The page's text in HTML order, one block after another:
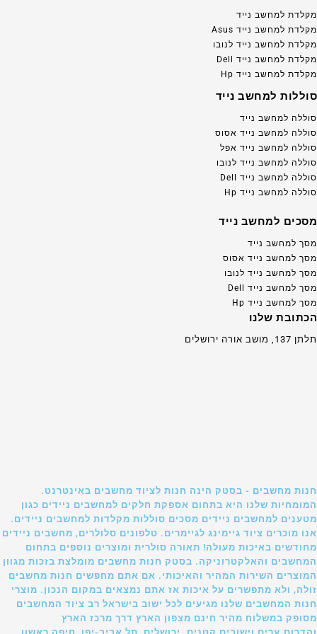
מקלדת למחשב נייד
מקלדת למחשב נייד Asus
מקלדת למחשב נייד לנובו
מקלדת למחשב נייד Dell
מקלדת למחשב נייד Hp
סוללות למחשב נייד
סוללה למחשב נייד
סוללה למחשב נייד אסוס
סוללה למחשב נייד אפל
סוללה למחשב נייד לנובו
סוללה למחשב נייד Dell
סוללה למחשב נייד Hp
מסכים למחשב נייד
מסך למחשב נייד
מסך למחשב נייד אסוס
מסך למחשב נייד לנובו
מסך למחשב נייד Dell
מסך למחשב נייד Hp
הכתובת שלנו
תלתן 137, מושב אורה ירושלים
חנות מחשבים - בסטק הינה חנות לציוד מחשבים באינטרנט.
המומחיות שלנו היא בתחום אספקת חלקים למחשבים ניידים כגון
מטענים למחשבים ניידים מסכים סוללות מקלדות למחשבים ניידים.
אנו מוכרים ציוד גיימינג לגיימרים. טלפונים סלולרים, מחשבים ניידים
מחודשים באיכות מעולה! תאורה סולרית ומוצרים נוספים בתחום
המחשבים והאלקטרוניקה. בסטק חנות מחשבים מומלצת בזכות מגוון
המוצרים השירות המהיר והאיכותי. אם אתם מחפשים חנות מחשבים
זולה, ולא מתפשרים על איכות אז אתם נמצאים במקום הנכון. מוצרי
חנות המחשבים שלנו מגיעים לכל ישוב בישראל רב ציוד המחשבים
מסופק במשלוח מהיר חינם מצפון הארץ דרך מרכז הארץ